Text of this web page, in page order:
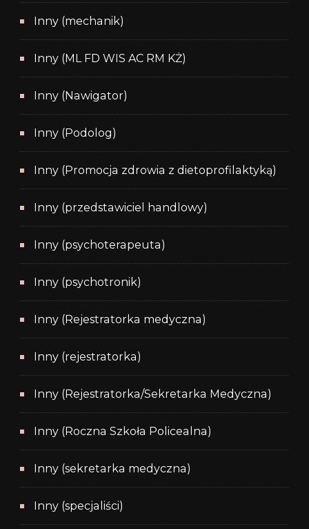
Inny (mechanik)
Inny (ML FD WIS AC RM KŻ)
Inny (Nawigator)
Inny (Podolog)
Inny (Promocja zdrowia z dietoprofilaktyką)
Inny (przedstawiciel handlowy)
Inny (psychoterapeuta)
Inny (psychotronik)
Inny (Rejestratorka medyczna)
Inny (rejestratorka)
Inny (Rejestratorka/Sekretarka Medyczna)
Inny (Roczna Szkoła Policealna)
Inny (sekretarka medyczna)
Inny (specjaliści)